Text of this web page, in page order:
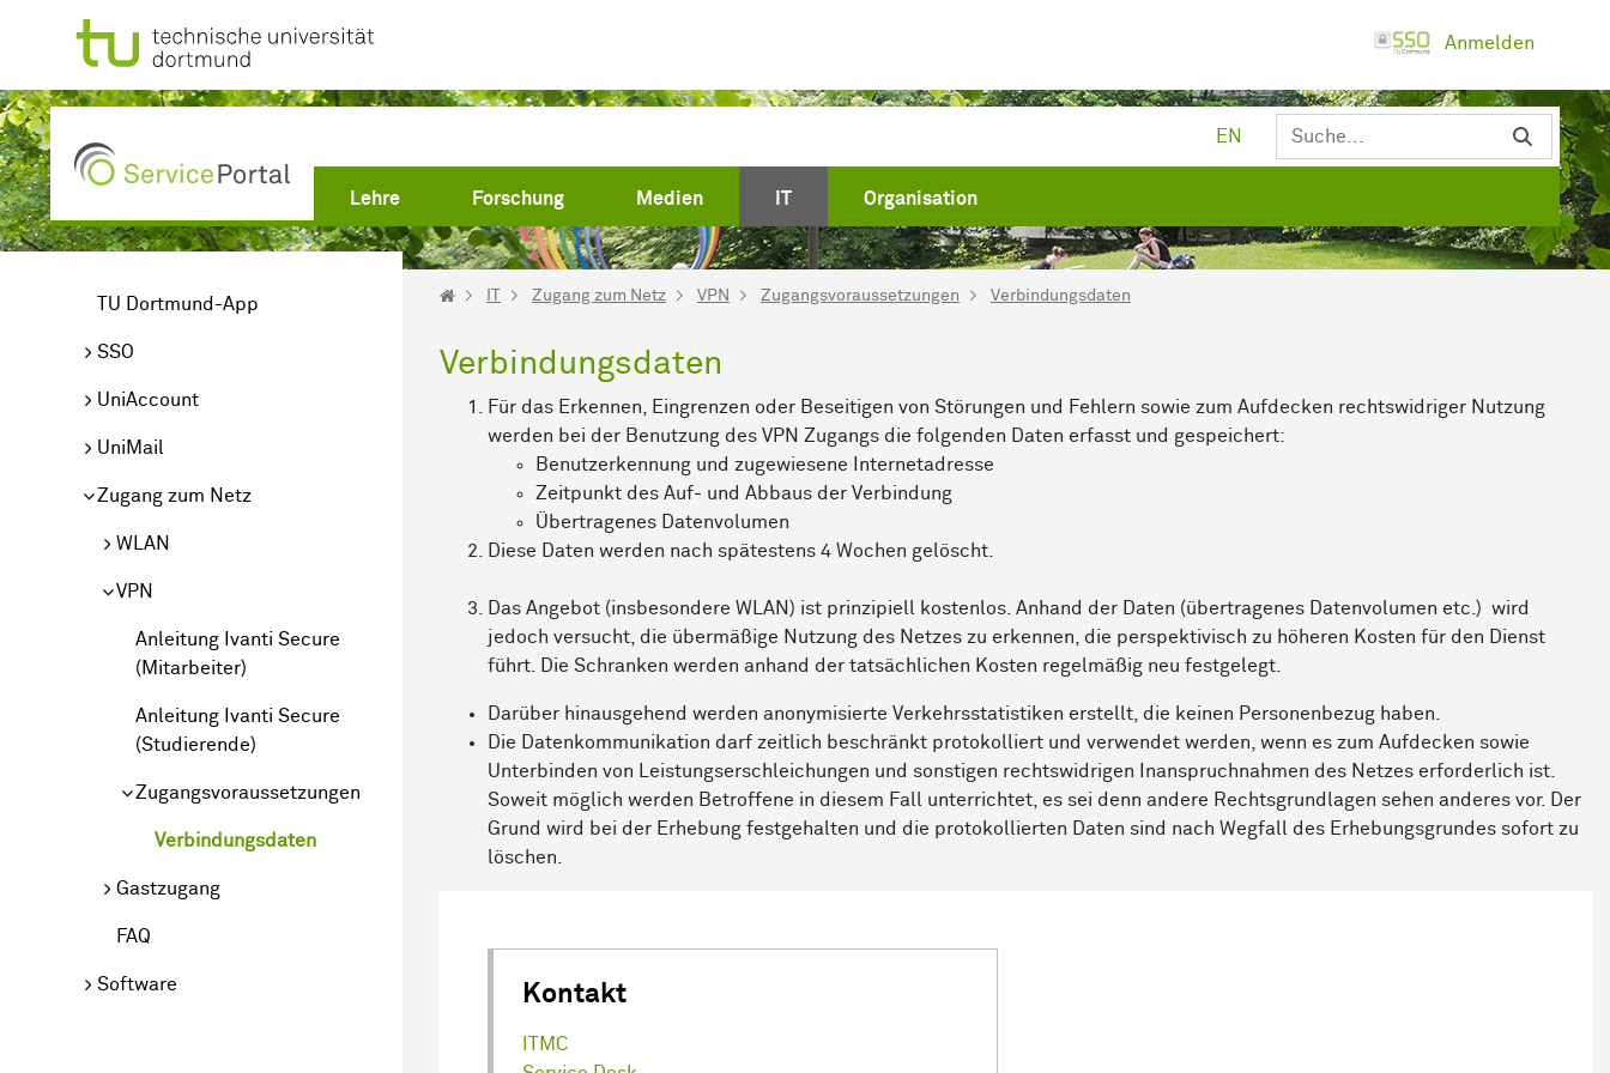
Zum Hauptinhalt springen
Anmelden
EN
Lehre Forschung Medien IT(current)Organisation
TU Dortmund-App
SSO
UniAccount
UniMail
Zugang zum Netz
WLAN
VPN
Anleitung Ivanti Secure
(Mitarbeiter)
Anleitung Ivanti Secure
(Studierende)
Zugangsvoraussetzungen
Verbindungsdaten
Gastzugang
FAQ
Software
Zugang zum Netz VPN Zugangsvoraussetzungen Verbindungsdaten
Verbindungsdaten
Für das Erkennen, Eingrenzen oder Beseitigen von Störungen und Fehlern sowie zum Aufdecken rechtswidriger Nutzung
werden bei der Benutzung des VPN Zugangs die folgenden Daten erfasst und gespeichert:
Benutzerkennung und zugewiesene Internetadresse
Zeitpunkt des Auf- und Abbaus der Verbindung
Übertragenes Datenvolumen
Diese Daten werden nach spätestens 4 Wochen gelöscht.
Das Angebot (insbesondere WLAN) ist prinzipiell kostenlos. Anhand der Daten (übertragenes Datenvolumen etc.) wird
jedoch versucht, die übermäßige Nutzung des Netzes zu erkennen, die perspektivisch zu höheren Kosten für den Dienst
führt. Die Schranken werden anhand der tatsächlichen Kosten regelmäßig neu festgelegt.
Darüber hinausgehend werden anonymisierte Verkehrsstatistiken erstellt, die keinen Personenbezug haben.
Die Datenkommunikation darf zeitlich beschränkt protokolliert und verwendet werden, wenn es zum Aufdecken sowie
Unterbinden von Leistungserschleichungen und sonstigen rechtswidrigen Inanspruchnahmen des Netzes erforderlich ist.
Soweit möglich werden Betroffene in diesem Fall unterrichtet, es sei denn andere Rechtsgrundlagen sehen anderes vor. Der
Grund wird bei der Erhebung festgehalten und die protokollierten Daten sind nach Wegfall des Erhebungsgrundes sofort zu
löschen.
Kontakt
ITMC